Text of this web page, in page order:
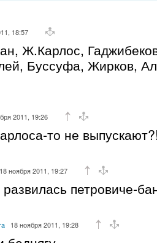
18:57
Ж.Карлос,
Буссуфа, Жирков,
2011, 19:26
то не
18 ноября 2011, 19:27
петровиче-
18 ноября 2011, 19:28